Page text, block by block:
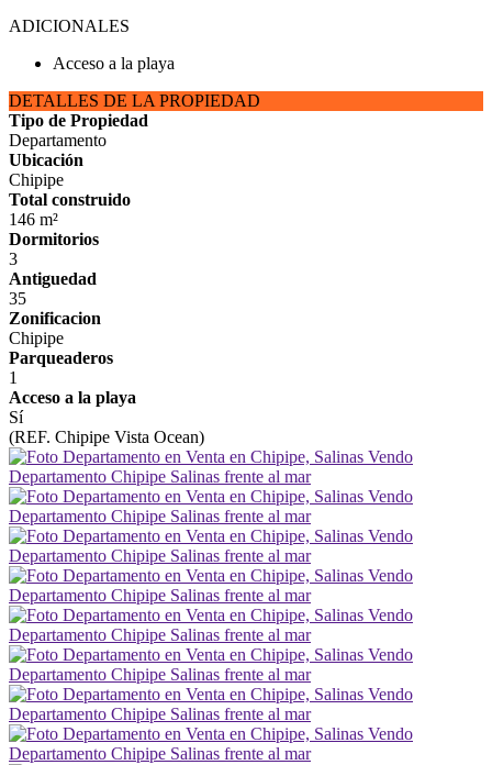
ADICIONALES
Acceso a la playa
DETALLES DE LA PROPIEDAD
Tipo de Propiedad
Departamento
Ubicación
Chipipe
Total construido
146 m²
Dormitorios
3
Antiguedad
35
Zonificacion
Chipipe
Parqueaderos
1
Acceso a la playa
Sí
(REF. Chipipe Vista Ocean)